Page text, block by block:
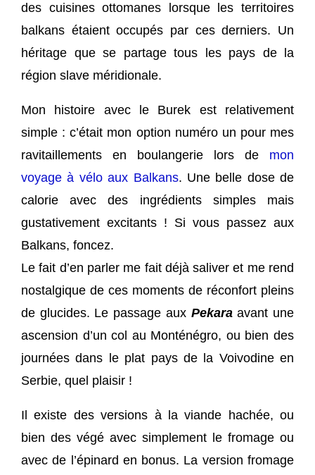
des cuisines ottomanes lorsque les territoires
balkans étaient occupés par ces derniers. Un
héritage que se partage tous les pays de la
région slave méridionale.
Mon histoire avec le Burek est relativement
simple : c’était mon option numéro un pour mes
ravitaillements en boulangerie lors de mon
voyage à vélo aux Balkans. Une belle dose de
calorie avec des ingrédients simples mais
gustativement excitants ! Si vous passez aux
Balkans, foncez.
Le fait d’en parler me fait déjà saliver et me rend
nostalgique de ces moments de réconfort pleins
de glucides. Le passage aux Pekaraavant une
ascension d’un col au Monténégro, ou bien des
journées dans le plat pays de la Voivodine en
Serbie, quel plaisir !
Il existe des versions à la viande hachée, ou
bien des végé avec simplement le fromage ou
avec de l’épinard en bonus. La version fromage